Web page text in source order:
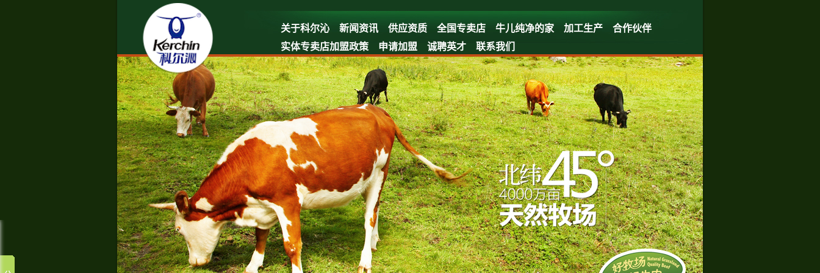
关于科尔沁 新闻资讯 供应资质 全国专卖店 牛儿纯净的家 加工生产
合作伙伴
实体专卖店加盟政策
申请加盟 诚聘英才 联系我们